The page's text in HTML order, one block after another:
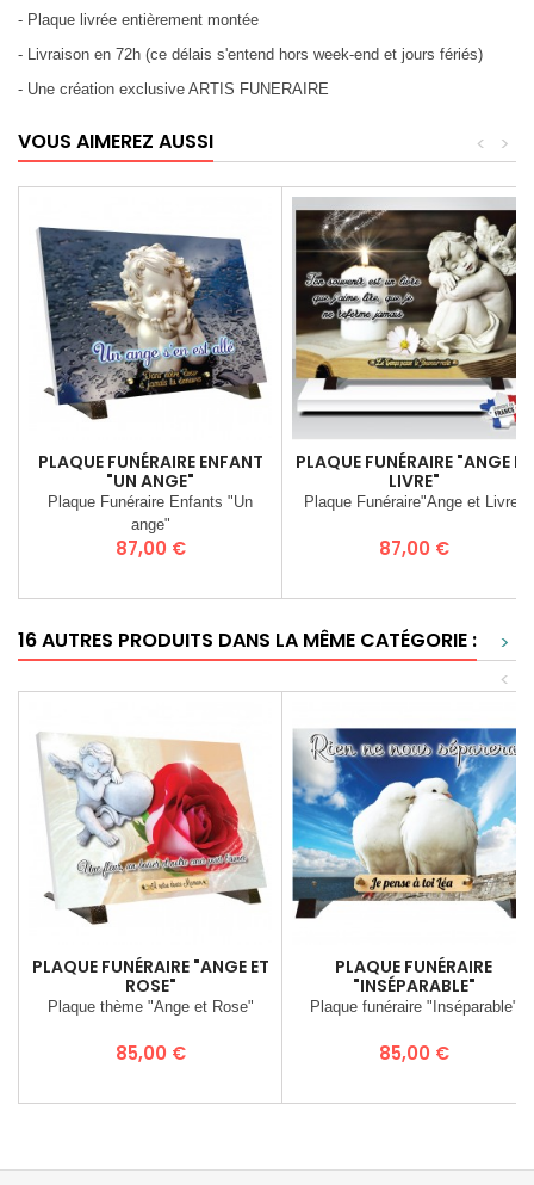
- Plaque livrée entièrement montée
- Livraison en 72h (ce délais s'entend hors week-end et jours fériés)
- Une création exclusive ARTIS FUNERAIRE
VOUS AIMEREZ AUSSI >
<
PLAQUE FUNÉRAIRE ENFANT
"UN ANGE"
Plaque Funéraire Enfants "Un
ange"
Prix
87,00 €
PLAQUE FUNÉRAIRE "ANGE ET
LIVRE"
Plaque Funéraire"Ange et Livre"
Prix
87,00 €
16 AUTRES PRODUITS DANS LA MÊME CATÉGORIE :
>
<
PLAQUE FUNÉRAIRE "ANGE ET
ROSE"
Plaque thème "Ange et Rose"
Prix
85,00 €
PLAQUE FUNÉRAIRE
"INSÉPARABLE"
Plaque funéraire "Inséparable"
Prix
85,00 €